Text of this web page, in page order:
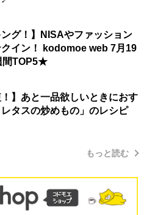
ング！】NISAやファッション
イン！ kodomoe web 7月19
間TOP5★
！】あと一品欲しいときにおす
タスの炒めもの」のレシピ
もっと読む